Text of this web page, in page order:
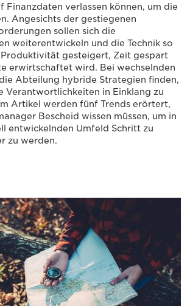
Finanzdaten verlassen können, um die
Angesichts der gestiegenen
sollen sich die
weiterentwickeln und die Technik so
Produktivität gesteigert, Zeit gespart
erwirtschaftet wird. Bei wechselnden
Abteilung hybride Strategien finden,
Verantwortlichkeiten in Einklang zu
Artikel werden fünf Trends erörtert,
Bescheid wissen müssen, um in
entwickelnden Umfeld Schritt zu
zu werden.